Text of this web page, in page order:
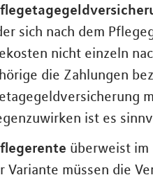
sich nach dem
nicht einzeln
die Zahlungen
ist es
überweist im
Variante müssen die